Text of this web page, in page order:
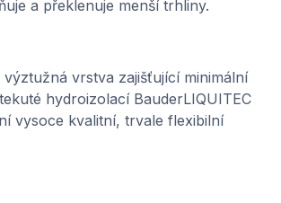
VL-SP polyesterová rohož
21 cm | 23250021
na objednávku
185,13 Kč / m2
a překlenuje menší trhliny.
výztužná vrstva zajišťující minimální
hydroizolací BauderLIQUITEC
vysoce kvalitní, trvale flexibilní